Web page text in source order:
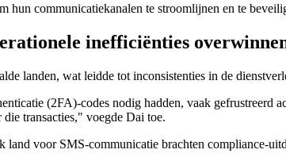
hun communicatiekanalen te stroomlijnen en te
inefficiënties
landen, wat leidde tot inconsistenties in de
(2FA)-codes nodig hadden, vaak
transacties," voegde Dai toe.
voor SMS-communicatie brachten compliance-